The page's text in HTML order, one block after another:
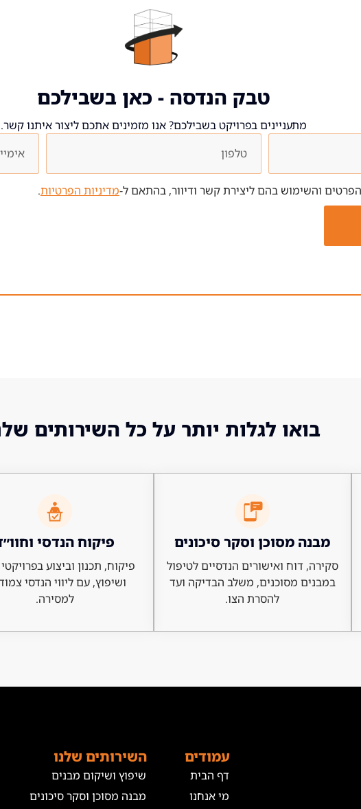
טבק הנדסה - כאן בשבילכם
מתעניינים בפרויקט בשבילכם? אנו מזמינים אתכם ליצור איתנו קשר.
והשימוש בהם ליצירת קשר ודיוור, בהתאם ל-מדיניות הפרטיות.
בואו לגלות יותר על כל השירותים
מבנה מסוכן וסקר סיכונים
סקירה, דוח ואישורים הנדסיים לטיפול
במבנים מסוכנים, משלב הבדיקה ועד
להסרת הצו.
פיקוח הנדסי
פיקוח, תכנון וביצוע
ושיפוץ, עם ליווי הנדסי
למסירה.
עמודים
דף הבית
מי אנחנו
השירותים שלנו
שיפוץ ושיקום מבנים
מבנה מסוכן וסקר סיכונים